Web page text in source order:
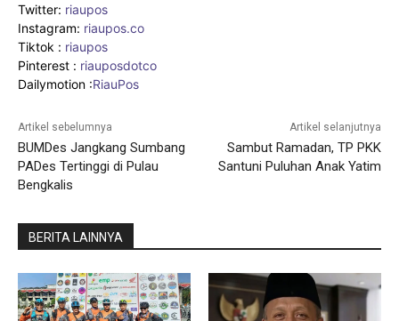
Twitter: riaupos
Instagram: riaupos.co
Tiktok : riaupos
Pinterest : riauposdotco
Dailymotion :RiauPos
Artikel sebelumnya
BUMDes Jangkang Sumbang
PADes Tertinggi di Pulau
Bengkalis
Artikel selanjutnya
Sambut Ramadan, TP PKK
Santuni Puluhan Anak Yatim
BERITA LAINNYA